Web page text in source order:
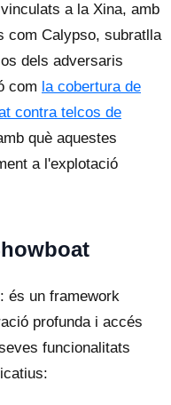
a la Xina, amb
com Calypso, subratlla
dels adversaris
com la cobertura de
contra telcos de
què aquestes
a l'explotació
és un framework
profunda i accés
funcionalitats